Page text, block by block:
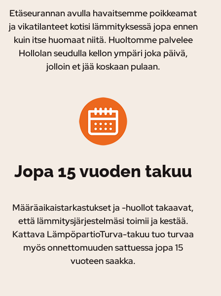
Etäseurannan avulla havaitsemme poikkeamat
ja vikatilanteet kotisi lämmityksessä jopa ennen
kuin itse huomaat niitä. Huoltomme palvelee
Hollolan seudulla kellon ympäri joka päivä,
jolloin et jää koskaan pulaan.
Jopa 15 vuoden takuu
Määräaikaistarkastukset ja -huollot takaavat,
että lämmitysjärjestelmäsi toimii ja kestää.
Kattava LämpöpartioTurva-takuu tuo turvaa
myös onnettomuuden sattuessa jopa 15
vuoteen saakka.